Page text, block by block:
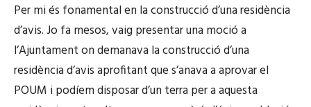
Per mi és fonamental en la construcció d’una residència
d’avis. Jo fa mesos, vaig presentar una moció a
l’Ajuntament on demanava la construcció d’una
residència d’avis aprofitant que s’anava a aprovar el
POUM i podíem disposar d’un terra per a aquesta